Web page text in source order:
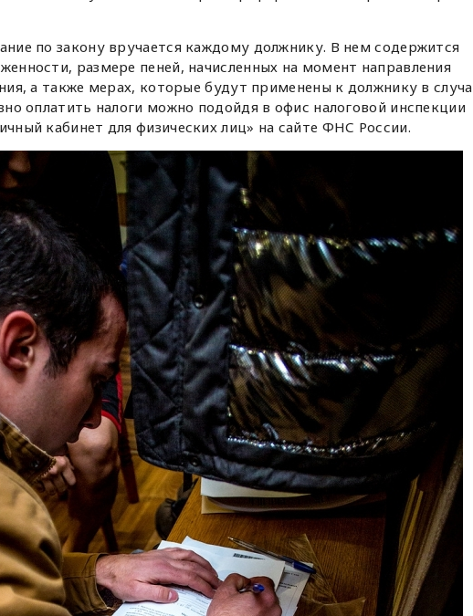
по закону вручается каждому должнику. В нем содержится
размере пеней, начисленных на момент направления
а также мерах, которые будут применены к должнику в
оплатить налоги можно подойдя в офис налоговой инспекции
кабинет для физических лиц» на сайте ФНС России.